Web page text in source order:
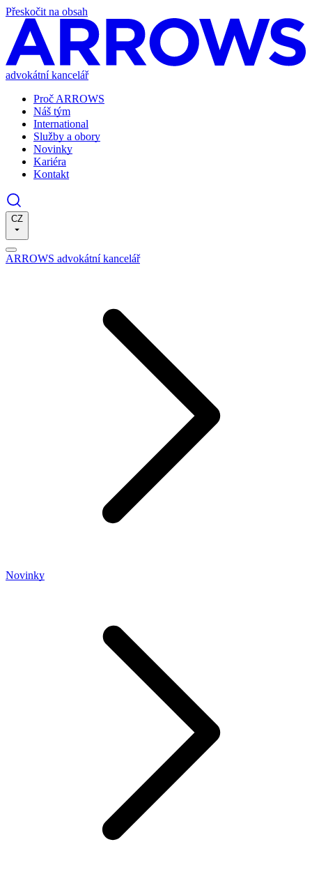
Přeskočit na obsah
advokátní kancelář
Proč ARROWS
Náš tým
International
Služby a obory
Novinky
Kariéra
Kontakt
CZ
ARROWS advokátní kancelář
Novinky